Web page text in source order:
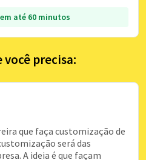
até 60 minutos
precisa:
que faça customização de
será das
A ideia é que façam